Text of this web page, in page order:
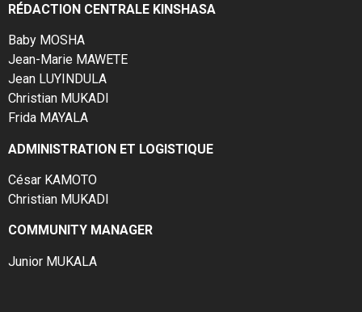
RÉDACTION CENTRALE KINSHASA
Baby MOSHA
Jean-Marie MAWETE
Jean LUYINDULA
Christian MUKADI
Frida MAYALA
ADMINISTRATION ET LOGISTIQUE
César KAMOTO
Christian MUKADI
COMMUNITY MANAGER
Junior MUKALA